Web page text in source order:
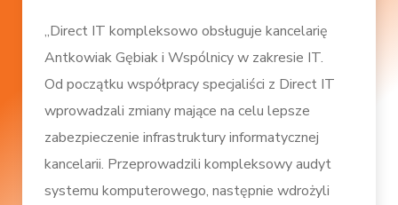
„Direct IT kompleksowo obsługuje kancelarię
Antkowiak Gębiak i Wspólnicy w zakresie IT.
Od początku współpracy specjaliści z Direct IT
wprowadzali zmiany mające na celu lepsze
zabezpieczenie infrastruktury informatycznej
kancelarii. Przeprowadzili kompleksowy audyt
systemu komputerowego, następnie wdrożyli